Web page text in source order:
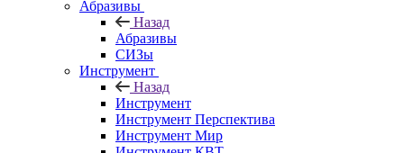
Абразивы
Назад
Абразивы
СИЗы
Инструмент
Назад
Инструмент
Инструмент Перспектива
Инструмент Мир